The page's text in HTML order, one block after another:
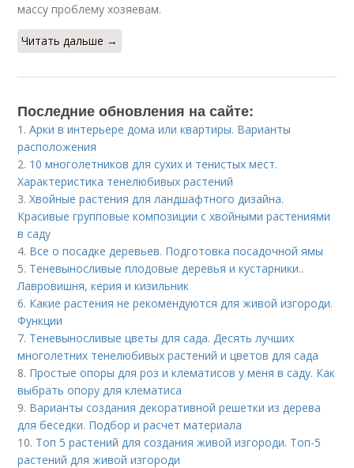
массу проблему хозяевам.
Читать дальше →
Последние обновления на сайте:
1.Арки в интерьере дома или квартиры. Варианты
расположения
2. 10 многолетников для сухих и тенистых мест.
Характеристика тенелюбивых растений
3.Хвойные растения для ландшафтного дизайна.
Красивые групповые композиции с хвойными растениями
в саду
4. Все о посадке деревьев. Подготовка посадочной ямы
5. Теневыносливые плодовые деревья и кустарники..
Лавровишня, керия и кизильник
6. Какие растения не рекомендуются для живой изгороди.
Функции
7. Теневыносливые цветы для сада. Десять лучших
многолетних тенелюбивых растений и цветов для сада
8. Простые опоры для роз и клематисов у меня в саду. Как
выбрать опору для клематиса
9. Варианты создания декоративной решетки из дерева
для беседки. Подбор и расчет материала
10. Топ 5 растений для создания живой изгороди. Топ-5
растений для живой изгороди